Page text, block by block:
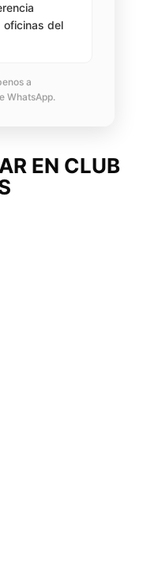
oficinas del
a
WhatsApp.
EN CLUB